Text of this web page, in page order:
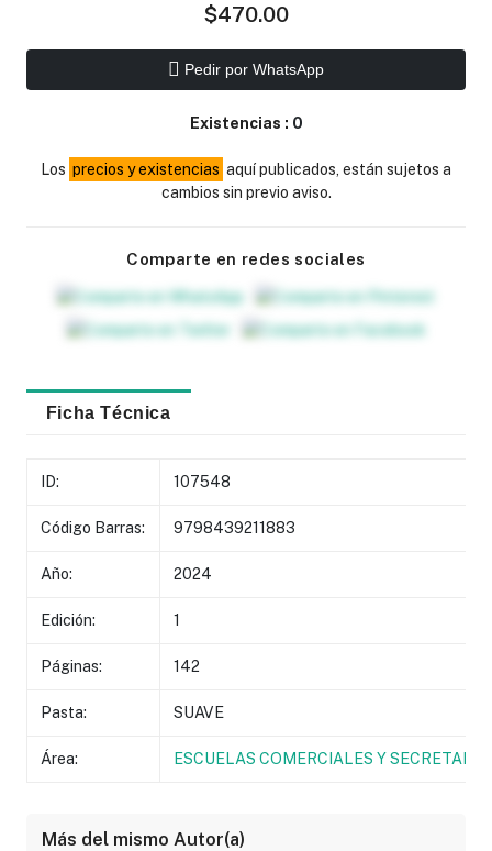
$470.00
Pedir por WhatsApp
Existencias : 0
Los precios y existencias aquí publicados, están sujetos a
cambios sin previo aviso.
Comparte en redes sociales
Ficha Técnica
ID: 107548
Código Barras: 9798439211883
Año: 2024
Edición: 1
Páginas: 142
Pasta: SUAVE
Área: ESCUELAS COMERCIALES Y
Más del mismo Autor(a)